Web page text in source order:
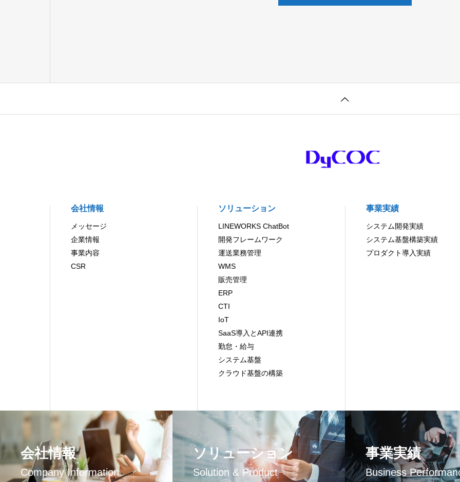
会社情報
メッセージ
企業情報
事業内容
CSR
ソリューション
LINEWORKS ChatBot
開発フレームワーク
運送業務管理
WMS
販売管理
ERP
CTI
IoT
SaaS導入とAPI連携
勤怠・給与
システム基盤
クラウド基盤の構築
事業実績
システム開発実績
システム基盤構築実績
プロダクト導入実績
会社情報
Company Information
ソリューション
Solution & Product
事業実績
Business